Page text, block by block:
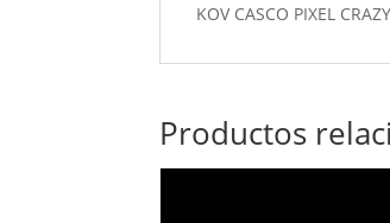
KOV CASCO PIXEL
Productos